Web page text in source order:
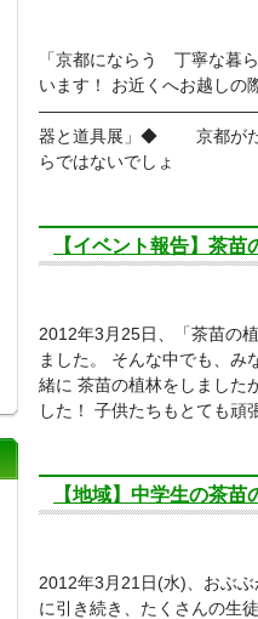
「京都にならう 丁寧な暮
います！ お近くへお越しの
器と道具展」◆ 京都がた
らではないでしょ
【イベント報告】茶苗
2012年3月25日、「茶苗の
ました。 そんな中でも、み
緒に 茶苗の植林をしました
した！ 子供たちもとても頑
【地域】中学生の茶
2012年3月21日(水)、おぶ
に引き続き、たくさんの生